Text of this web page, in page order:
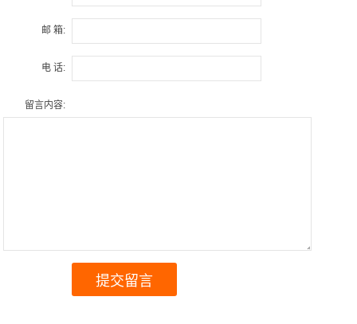
邮 箱:
电 话:
留言内容: